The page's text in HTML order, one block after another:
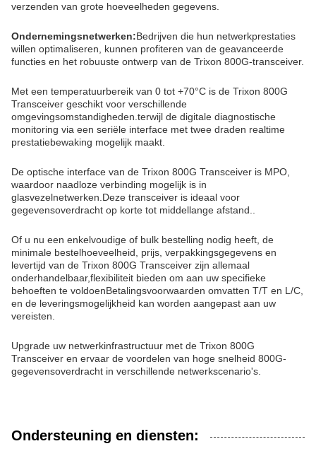
verzenden van grote hoeveelheden gegevens.
Ondernemingsnetwerken:Bedrijven die hun netwerkprestaties
willen optimaliseren, kunnen profiteren van de geavanceerde
functies en het robuuste ontwerp van de Trixon 800G-transceiver.
Met een temperatuurbereik van 0 tot +70°C is de Trixon 800G
Transceiver geschikt voor verschillende
omgevingsomstandigheden.terwijl de digitale diagnostische
monitoring via een seriële interface met twee draden realtime
prestatiebewaking mogelijk maakt.
De optische interface van de Trixon 800G Transceiver is MPO,
waardoor naadloze verbinding mogelijk is in
glasvezelnetwerken.Deze transceiver is ideaal voor
gegevensoverdracht op korte tot middellange afstand..
Of u nu een enkelvoudige of bulk bestelling nodig heeft, de
minimale bestelhoeveelheid, prijs, verpakkingsgegevens en
levertijd van de Trixon 800G Transceiver zijn allemaal
onderhandelbaar,flexibiliteit bieden om aan uw specifieke
behoeften te voldoenBetalingsvoorwaarden omvatten T/T en L/C,
en de leveringsmogelijkheid kan worden aangepast aan uw
vereisten.
Upgrade uw netwerkinfrastructuur met de Trixon 800G
Transceiver en ervaar de voordelen van hoge snelheid 800G-
gegevensoverdracht in verschillende netwerkscenario's.
Ondersteuning en diensten: